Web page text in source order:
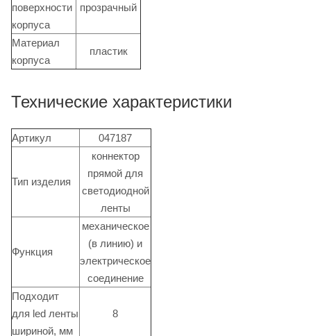
поверхности
корпуса
прозрачный
Материал
корпуса
пластик
Технические характеристики
Артикул 047187
Тип изделия
коннектор
прямой для
светодиодной
ленты
Функция
механическое
(в линию) и
электрическое
соединение
Подходит
для led ленты
шириной, мм
8